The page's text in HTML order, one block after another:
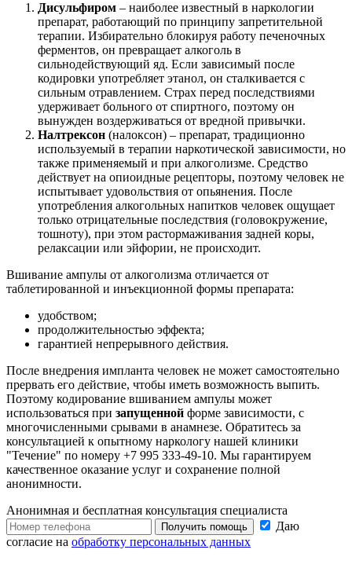
Дисульфиром – наиболее известный в наркологии
препарат, работающий по принципу запретительной
терапии. Избирательно блокируя работу печеночных
ферментов, он превращает алкоголь в
сильнодействующий яд. Если зависимый после
кодировки употребляет этанол, он сталкивается с
сильным отравлением. Страх перед последствиями
удерживает больного от спиртного, поэтому он
вынужден воздерживаться от вредной привычки.
Налтрексон (налоксон) – препарат, традиционно
используемый в терапии наркотической зависимости, но
также применяемый и при алкоголизме. Средство
действует на опиоидные рецепторы, поэтому человек не
испытывает удовольствия от опьянения. После
употребления алкогольных напитков человек ощущает
только отрицательные последствия (головокружение,
тошноту), при этом растормаживания задней коры,
релаксации или эйфории, не происходит.
Вшивание ампулы от алкоголизма отличается от
таблетированной и инъекционной формы препарата:
удобством;
продолжительностью эффекта;
гарантией непрерывного действия.
После внедрения импланта человек не может самостоятельно
прервать его действие, чтобы иметь возможность выпить.
Поэтому кодирование вшиванием ампулы может
использоваться при запущенной форме зависимости, с
многочисленными срывами в анамнезе. Обратитесь за
консультацией к опытному наркологу нашей клиники
"Течение" по номеру +7 995 333-49-10. Мы гарантируем
качественное оказание услуг и сохранение полной
анонимности.
Анонимная и бесплатная консультация специалиста
Получить помощь
Даю
согласие на обработку персональных данных